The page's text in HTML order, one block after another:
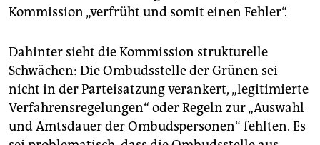
Kommission „verfrüht und somit einen Fehler“.
Dahinter sieht die Kommission strukturelle
Schwächen: Die Ombudsstelle der Grünen sei
nicht in der Parteisatzung verankert, „legitimierte
Verfahrensregelungen“ oder Regeln zur „Auswahl
und Amtsdauer der Ombudspersonen“ fehlten. Es